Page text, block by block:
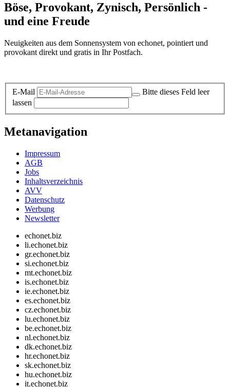
Böse, Provokant, Zynisch, Persönlich -
und eine Freude
Neuigkeiten aus dem Sonnensystem von echonet, pointiert und
provokant direkt und gratis in Ihr Postfach.
E-Mail
Bitte dieses Feld leer
lassen
Metanavigation
Impressum
AGB
Jobs
Inhaltsverzeichnis
AVV
Datenschutz
Werbung
Newsletter
echonet.biz
li.echonet.biz
gr.echonet.biz
si.echonet.biz
mt.echonet.biz
is.echonet.biz
ie.echonet.biz
es.echonet.biz
cz.echonet.biz
lu.echonet.biz
be.echonet.biz
nl.echonet.biz
dk.echonet.biz
hr.echonet.biz
sk.echonet.biz
hu.echonet.biz
it.echonet.biz